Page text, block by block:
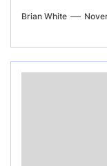
Brian White